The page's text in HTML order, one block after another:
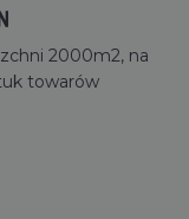
2000m2, na
towarów